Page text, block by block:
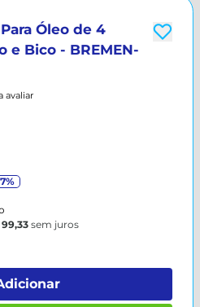
Óleo de 4
e Bico - BREMEN-
avaliar
99,33 sem juros